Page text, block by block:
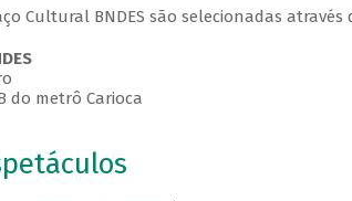
Cultural BNDES são selecionadas
do metrô Carioca